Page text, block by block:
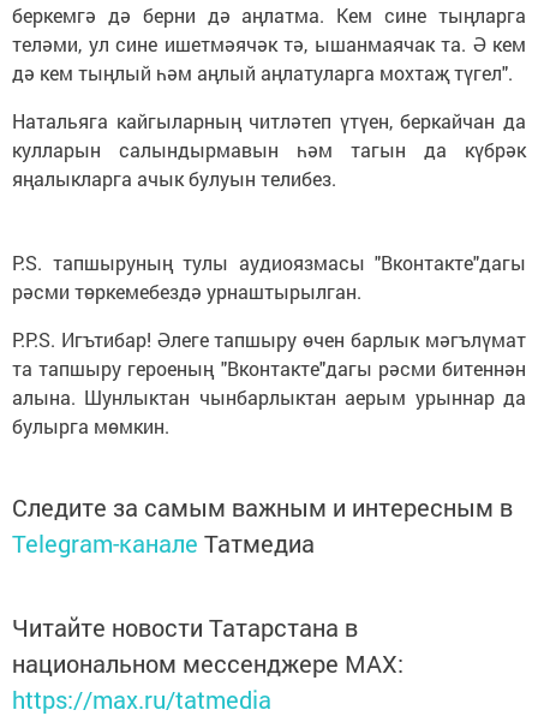
беркемгә дә берни дә аңлатма. Кем сине тыңларга
теләми, ул сине ишетмәячәк тә, ышанмаячак та. Ә кем
дә кем тыңлый һәм аңлый аңлатуларга мохтаҗ түгел".
Натальяга кайгыларның читләтеп үтүен, беркайчан да
кулларын салындырмавын һәм тагын да күбрәк
яңалыкларга ачык булуын телибез.
P.S. тапшыруның тулы аудиоязмасы "Вконтакте"дагы
рәсми төркемебездә урнаштырылган.
P.P.S. Игътибар! Әлеге тапшыру өчен барлык мәгълүмат
та тапшыру героеның "Вконтакте"дагы рәсми битеннән
алына. Шунлыктан чынбарлыктан аерым урыннар да
булырга мөмкин.
Следите за самым важным и интересным в
Telegram-канале Татмедиа
Читайте новости Татарстана в
национальном мессенджере MАХ:
https://max.ru/tatmedia